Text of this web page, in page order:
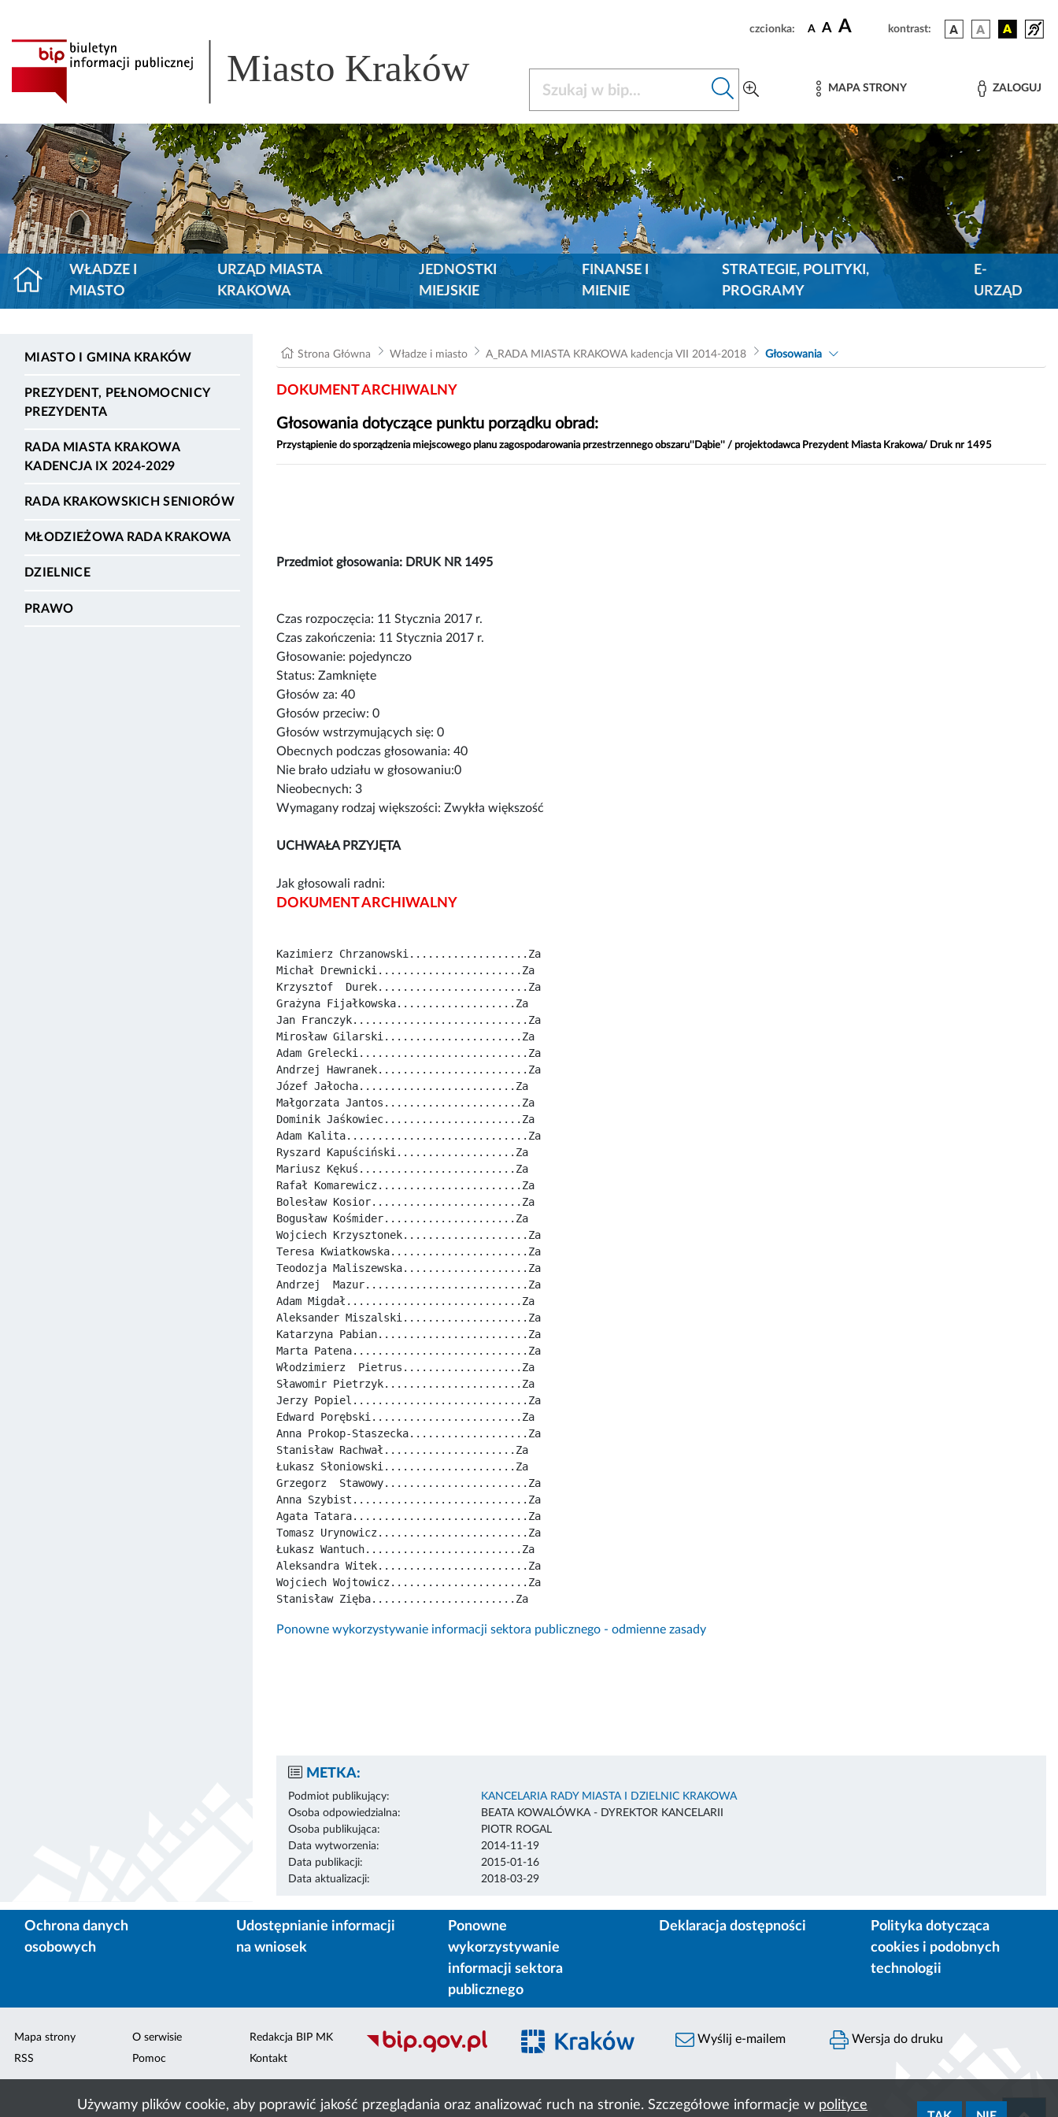
Używamy plików cookie, aby poprawić jakość przeglądania oraz analizować ruch na stronie. Szczegółowe informacje w polityce
czcionka: A A A kontrast:
Miasto Kraków MAPA STRONY ZALOGUJ
WŁADZE I
MIASTO
URZĄD MIASTA
KRAKOWA
JEDNOSTKI
MIEJSKIE
FINANSE I
MIENIE
STRATEGIE, POLITYKI,
PROGRAMY
E-
URZĄD
MIASTO I GMINA KRAKÓW
PREZYDENT, PEŁNOMOCNICY
PREZYDENTA
RADA MIASTA KRAKOWA
KADENCJA IX 2024-2029
RADA KRAKOWSKICH SENIORÓW
MŁODZIEŻOWA RADA KRAKOWA
DZIELNICE
PRAWO
Strona Główna Władze i miasto A_RADA MIASTA KRAKOWA kadencja VII 2014-2018 Głosowania
DOKUMENT ARCHIWALNY
Głosowania dotyczące punktu porządku obrad:
Przystąpienie do sporządzenia miejscowego planu zagospodarowania przestrzennego obszaru''Dąbie'' / projektodawca Prezydent Miasta Krakowa/ Druk nr 1495
Przedmiot głosowania: DRUK NR 1495
Czas rozpoczęcia: 11 Stycznia 2017 r.
Czas zakończenia: 11 Stycznia 2017 r.
Głosowanie: pojedynczo
Status: Zamknięte
Głosów za: 40
Głosów przeciw: 0
Głosów wstrzymujących się: 0
Obecnych podczas głosowania: 40
Nie brało udziału w głosowaniu:0
Nieobecnych: 3
Wymagany rodzaj większości: Zwykła większość
UCHWAŁA PRZYJĘTA
Jak głosowali radni:
DOKUMENT ARCHIWALNY
Kazimierz Chrzanowski...................Za
Michał Drewnicki.......................Za
Krzysztof  Durek........................Za
Grażyna Fijałkowska...................Za
Jan Franczyk............................Za
Mirosław Gilarski......................Za
Adam Grelecki...........................Za
Andrzej Hawranek........................Za
Józef Jałocha.........................Za
Małgorzata Jantos......................Za
Dominik Jaśkowiec......................Za
Adam Kalita.............................Za
Ryszard Kapuściński...................Za
Mariusz Kękuś.........................Za
Rafał Komarewicz.......................Za
Bolesław Kosior........................Za
Bogusław Kośmider.....................Za
Wojciech Krzysztonek....................Za
Teresa Kwiatkowska......................Za
Teodozja Maliszewska....................Za
Andrzej  Mazur..........................Za
Adam Migdał............................Za
Aleksander Miszalski....................Za
Katarzyna Pabian........................Za
Marta Patena............................Za
Włodzimierz  Pietrus...................Za
Sławomir Pietrzyk......................Za
Jerzy Popiel............................Za
Edward Porębski........................Za
Anna Prokop-Staszecka...................Za
Stanisław Rachwał.....................Za
Łukasz Słoniowski.....................Za
Grzegorz  Stawowy.......................Za
Anna Szybist............................Za
Agata Tatara............................Za
Tomasz Urynowicz........................Za
Łukasz Wantuch.........................Za
Aleksandra Witek........................Za
Wojciech Wojtowicz......................Za
Stanisław Zięba.......................Za
Ponowne wykorzystywanie informacji sektora publicznego - odmienne zasady
METKA:
Podmiot publikujący:
KANCELARIA RADY MIASTA I DZIELNIC KRAKOWA
Osoba odpowiedzialna:
BEATA KOWALÓWKA - DYREKTOR KANCELARII
Osoba publikująca:
PIOTR ROGAL
Data wytworzenia:
2014-11-19
Data publikacji:
2015-01-16
Data aktualizacji:
2018-03-29
Ochrona danych
osobowych
Udostępnianie informacji
na wniosek
Ponowne
wykorzystywanie
informacji sektora
publicznego
Deklaracja dostępności
Polityka dotycząca
cookies i podobnych
technologii
Mapa strony
RSS
O serwisie
Pomoc
Redakcja BIP MK
Kontakt
Wyślij e-mailem Wersja do druku